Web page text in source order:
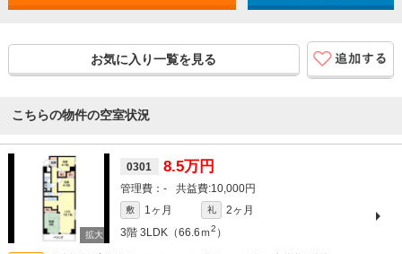
お気に入り一覧を見る
こちらの物件の空室状況
0301 8.5万円
- 10,000円
敷 1ヶ月 礼
2ヶ月
3階 3LDK（66.6ｍ2 ）